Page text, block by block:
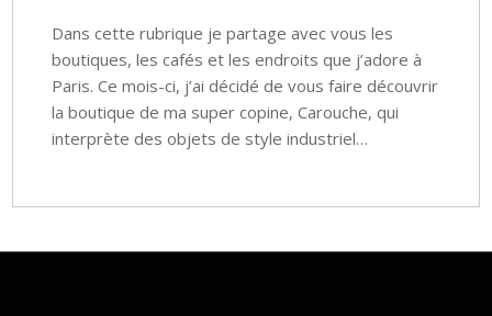
Dans cette rubrique je partage avec vous les
boutiques, les cafés et les endroits que j’adore à
Paris. Ce mois-ci, j’ai décidé de vous faire découvrir
la boutique de ma super copine, Carouche, qui
interprète des objets de style industriel…